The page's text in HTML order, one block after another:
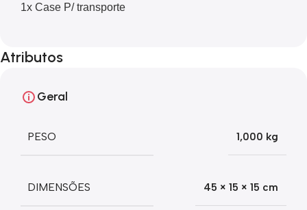
1x Case P/ transporte
Atributos
Geral
PESO 1,000 kg
DIMENSÕES 45 × 15 × 15 cm